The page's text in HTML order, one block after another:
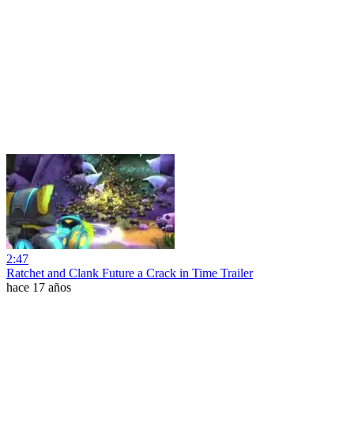
2:47
Ratchet and Clank Future a Crack in Time Trailer
hace 17 años